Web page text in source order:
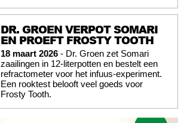
DR. GROEN VERPOT SOMARI
EN PROEFT FROSTY TOOTH
18 maart 2026 - Dr. Groen zet Somari
zaailingen in 12-literpotten en bestelt een
refractometer voor het infuus-experiment.
Een rooktest belooft veel goeds voor
Frosty Tooth.